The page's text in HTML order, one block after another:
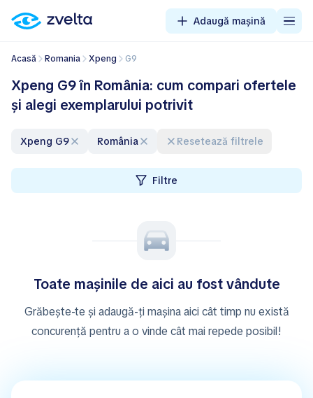
Adaugă mașină
Acasă Romania Xpeng G9
Xpeng G9 în România: cum compari ofertele
și alegi exemplarului potrivit
Xpeng G9 România Resetează filtrele
Filtre
Toate mașinile de aici au fost vândute
Grăbește-te și adaugă-ți mașina aici cât timp nu există
concurență pentru a o vinde cât mai repede posibil!